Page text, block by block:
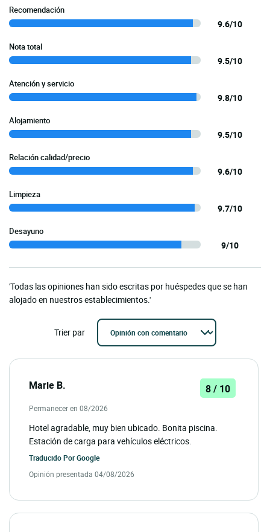
Recomendación
9.6/10
Nota total
9.5/10
Atención y servicio
9.8/10
Alojamiento
9.5/10
Relación calidad/precio
9.6/10
Limpieza
9.7/10
Desayuno
9/10
'Todas las opiniones han sido escritas por huéspedes que se han
alojado en nuestros establecimientos.'
Trier par
Marie B. 8 / 10
Permanecer en 08/2026
Hotel agradable, muy bien ubicado. Bonita piscina.
Estación de carga para vehículos eléctricos.
Traducido PorGoogle
Opinión presentada 04/08/2026